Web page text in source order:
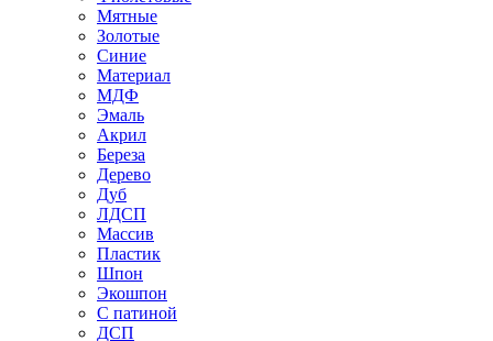
Мятные
Золотые
Синие
Материал
МДФ
Эмаль
Акрил
Береза
Дерево
Дуб
ЛДСП
Массив
Пластик
Шпон
Экошпон
С патиной
ДСП